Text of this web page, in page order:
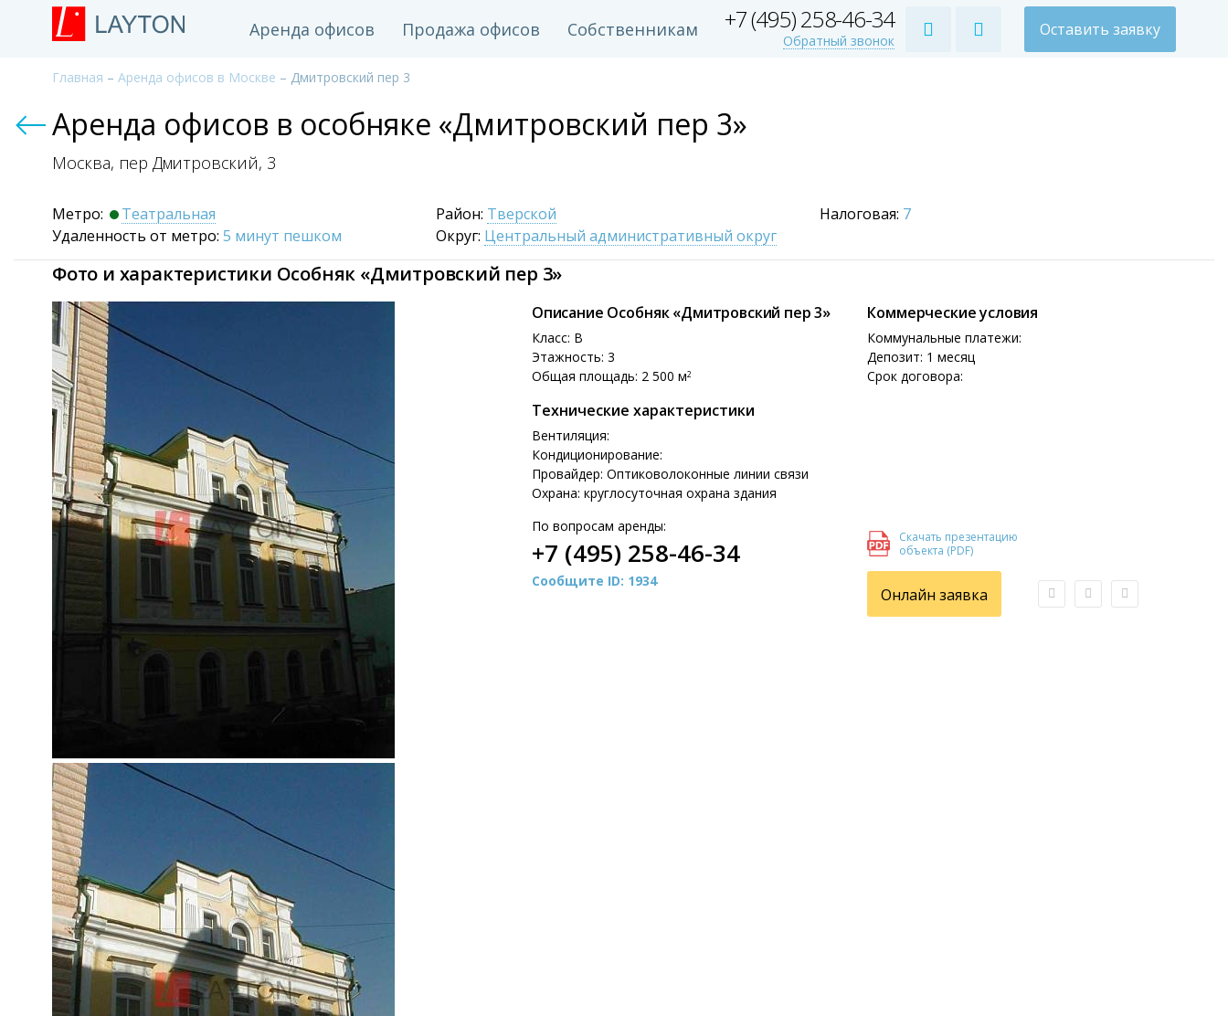
Аренда офисов Продажа офисов Собственникам +7 (495) 258-46-34
Обратный звонок
Оставить заявку
Главная – Аренда офисов в Москве – Дмитровский пер 3
Аренда офисов в особняке «Дмитровский пер 3»
Москва, пер Дмитровский, 3
Метро:
Театральная
Удаленность от метро: 5 минут пешком
Район: Тверской
Округ: Центральный административный округ
Налоговая: 7
Фото и характеристики Особняк «Дмитровский пер 3»
Описание Особняк «Дмитровский пер 3»
Класс: B
Этажность: 3
Общая площадь: 2 500 м2
Технические характеристики
Вентиляция:
Кондиционирование:
Провайдер: Оптиковолоконные линии связи
Охрана: круглосуточная охрана здания
Коммерческие условия
Коммунальные платежи:
Депозит: 1 месяц
Срок договора:
По вопросам аренды:
+7 (495) 258-46-34
Сообщите ID: 1934
Скачать презентацию
объекта (PDF)
Онлайн заявка